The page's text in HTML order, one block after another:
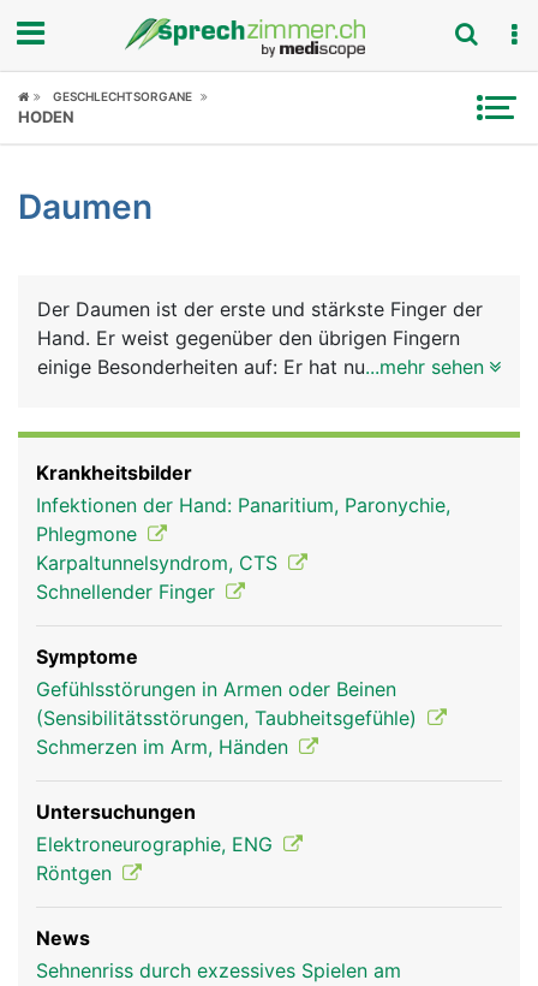
Fokus
Symptome
News
Rubriken
GESCHLECHTSORGANE
HODEN
Daumen
Der Daumen ist der erste und stärkste Finger der
Hand. Er weist gegenüber den übrigen Fingern
einige Besonderheiten auf: Er hat nur 2
Daumenballen - und er ist beweglicher und kann
den anderen Fingern gegenübergestellt werden,
was die Greiffunktion der Hand ermöglicht.
...mehr sehen
Krankheitsbilder
Infektionen der Hand: Panaritium, Paronychie,
Phlegmone
Karpaltunnelsyndrom, CTS
Schnellender Finger
Symptome
Gefühlsstörungen in Armen oder Beinen
(Sensibilitätsstörungen, Taubheitsgefühle)
Schmerzen im Arm, Händen
Untersuchungen
Elektroneurographie, ENG
Röntgen
News
Sehnenriss durch exzessives Spielen am